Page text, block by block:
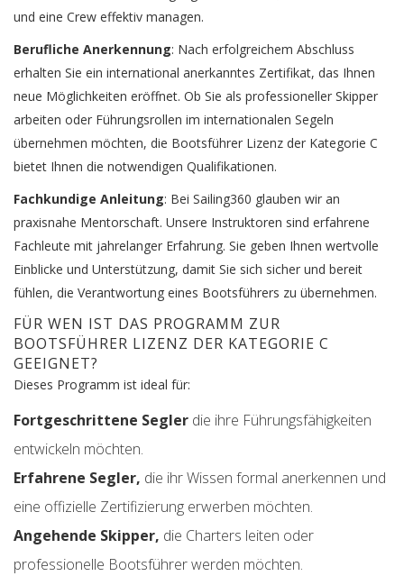
und eine Crew effektiv managen.
Berufliche Anerkennung: Nach erfolgreichem Abschluss
erhalten Sie ein international anerkanntes Zertifikat, das Ihnen
neue Möglichkeiten eröffnet. Ob Sie als professioneller Skipper
arbeiten oder Führungsrollen im internationalen Segeln
übernehmen möchten, die Bootsführer Lizenz der Kategorie C
bietet Ihnen die notwendigen Qualifikationen.
Fachkundige Anleitung: Bei Sailing360 glauben wir an
praxisnahe Mentorschaft. Unsere Instruktoren sind erfahrene
Fachleute mit jahrelanger Erfahrung. Sie geben Ihnen wertvolle
Einblicke und Unterstützung, damit Sie sich sicher und bereit
fühlen, die Verantwortung eines Bootsführers zu übernehmen.
FÜR WEN IST DAS PROGRAMM ZUR
BOOTSFÜHRER LIZENZ DER KATEGORIE C
GEEIGNET?
Dieses Programm ist ideal für:
Fortgeschrittene Segler die ihre Führungsfähigkeiten
entwickeln möchten.
Erfahrene Segler, die ihr Wissen formal anerkennen und
eine offizielle Zertifizierung erwerben möchten.
Angehende Skipper, die Charters leiten oder
professionelle Bootsführer werden möchten.